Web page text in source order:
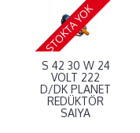
STOKTA YOK
S 42 30 W 24
VOLT 222
D/DK PLANET
REDÜKTÖR
SAIYA